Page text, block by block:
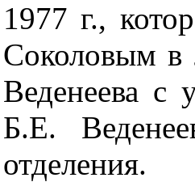
1977 г.,
Соколовым
Веденеева
Б.Е.
отделения.